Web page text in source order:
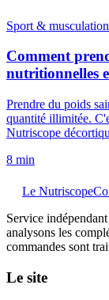
Sport & musculation
Comment
nutritionnelles
Prendre du poids
quantité illimitée.
Nutriscope
8 min
Le Nutriscope
Service
analysons les
commandes sont
Le site